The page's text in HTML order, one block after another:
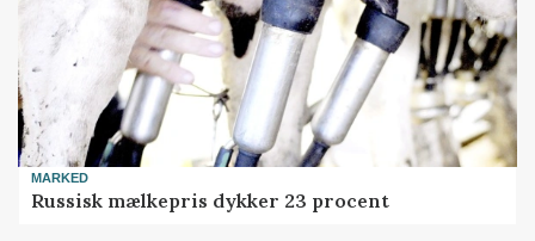
MARKED
Russisk mælkepris dykker 23 procent